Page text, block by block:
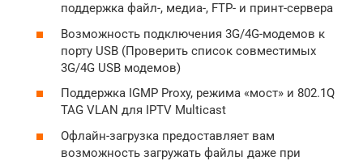
поддержка файл-, медиа-, FTP- и принт-сервера
Возможность подключения 3G/4G-модемов к
порту USB (Проверить список совместимых
3G/4G USB модемов)
Поддержка IGMP Proxy, режима «мост» и 802.1Q
TAG VLAN для IPTV Мulticast
Офлайн-загрузка предоставляет вам
возможность загружать файлы даже при